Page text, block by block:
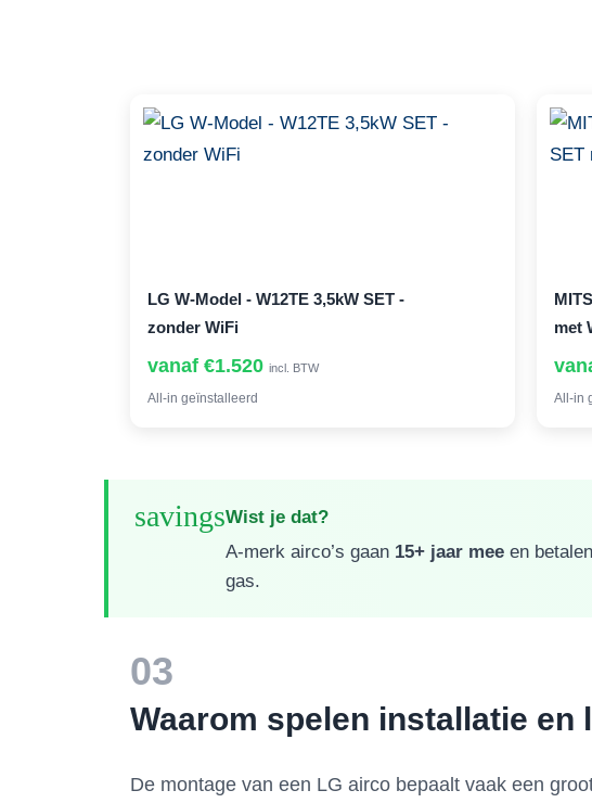
LG W-Model - W12TE 3,5kW SET -
zonder WiFi
vanaf €1.520 incl. BTW
All-in geïnstalleerd
met
All-in
savingsWist je dat?
A-merk airco’s gaan 15+ jaar mee en
gas.
03
Waarom spelen installatie
De montage van een LG airco bepaalt vaak een